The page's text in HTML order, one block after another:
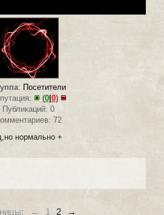
: Посетители
(0| 0)
Публикаций: 0
72
нормально +
← 1 2 →